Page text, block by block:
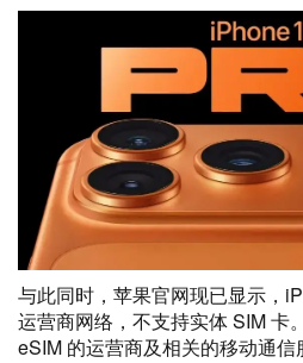
与此同时，苹果官网现已显示，
运营商网络，不支持实体 SIM 卡
eSIM 的运营商及相关的移动通信